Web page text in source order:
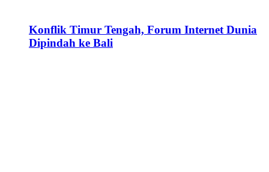
Konflik Timur Tengah, Forum Internet Dunia
Dipindah ke Bali